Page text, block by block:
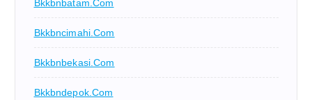
Bkkbnbatam.com
Bkkbncimahi.com
Bkkbnbekasi.com
Bkkbndepok.com